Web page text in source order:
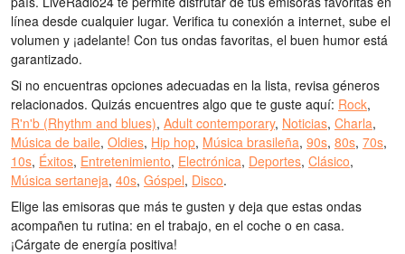
línea desde cualquier lugar. Verifica tu conexión a internet, sube el
volumen y ¡adelante! Con tus ondas favoritas, el buen humor está
garantizado.
Si no encuentras opciones adecuadas en la lista, revisa géneros
relacionados. Quizás encuentres algo que te guste aquí: Rock,
R'n'b (Rhythm and blues), Adult contemporary, Noticias, Charla,
Música de baile, Oldies, Hip hop, Música brasileña, 90s, 80s, 70s,
10s, Éxitos, Entretenimiento, Electrónica, Deportes, Clásico,
Música sertaneja, 40s, Góspel, Disco.
Elige las emisoras que más te gusten y deja que estas ondas
acompañen tu rutina: en el trabajo, en el coche o en casa.
¡Cárgate de energía positiva!